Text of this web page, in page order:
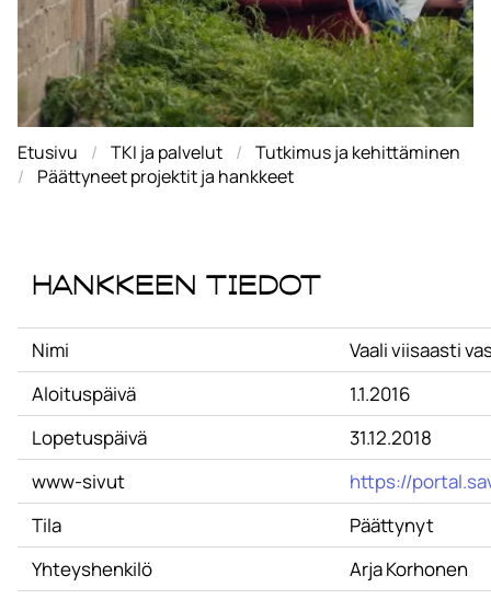
Etusivu TKI ja palvelut
Tutkimus ja kehittäminen
Päättyneet projektit ja hankkeet
Hankkeen tiedot
Nimi
Vaali viisaasti
Aloituspäivä
1.1.2016
Lopetuspäivä
31.12.2018
www-sivut
https://
Tila
Päättynyt
Yhteyshenkilö
Arja Korhonen